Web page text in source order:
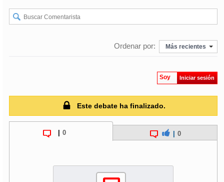
soycoronel
soyosorno
puertomontt
chiloé
Ordenar por: Más recientes
Soy Iniciar sesión
Este debate ha finalizado.
0 0